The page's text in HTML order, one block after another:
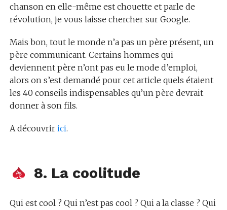
chanson en elle-même est chouette et parle de
révolution, je vous laisse chercher sur Google.
Mais bon, tout le monde n’a pas un père présent, un
père communicant. Certains hommes qui
deviennent père n’ont pas eu le mode d’emploi,
alors on s’est demandé pour cet article quels étaient
les 40 conseils indispensables qu’un père devrait
donner à son fils.
A découvrir ici.
8. La coolitude
Qui est cool ? Qui n’est pas cool ? Qui a la classe ? Qui